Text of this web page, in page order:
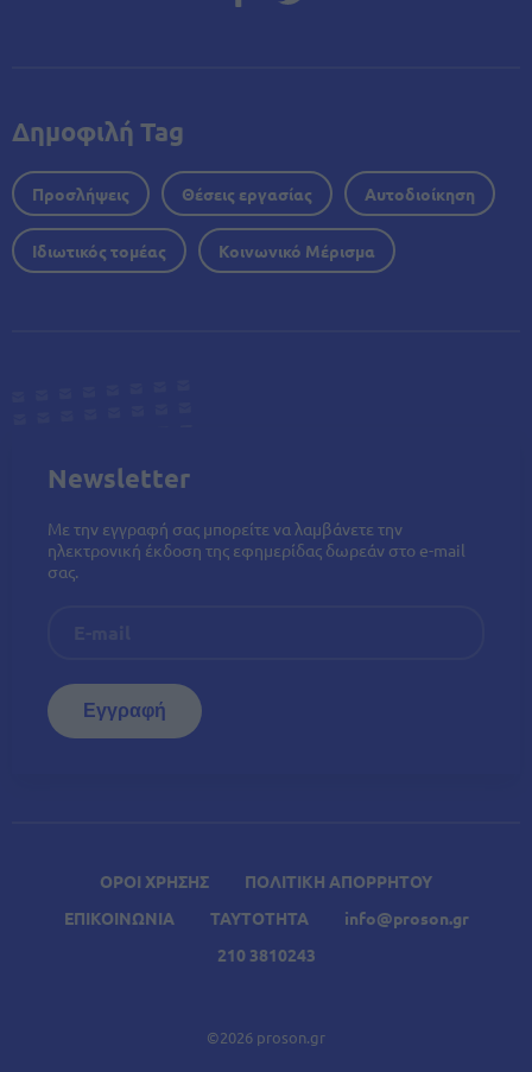
ΟΡΟΙ ΧΡΗΣΗΣ
ΠΟΛΙΤΙΚΗ ΑΠΟΡΡΗΤΟΥ
ΕΠΙΚΟΙΝΩΝΙΑ
ΤΑΥΤΟΤΗΤΑ
info@proson.gr
210 3810243
©2026 proson.gr
Δημοφιλή Tag
Προσλήψεις Θέσεις εργασίας Αυτοδιοίκηση
Ιδιωτικός τομέας Κοινωνικό Μέρισμα
Newsletter
Με την εγγραφή σας μπορείτε να λαμβάνετε την
ηλεκτρονική έκδοση της εφημερίδας δωρεάν στο e-mail
σας.